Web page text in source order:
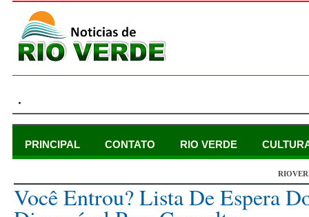
.
PRINCIPAL CONTATO RIO VERDE
Você Entrou? Lista De Espera